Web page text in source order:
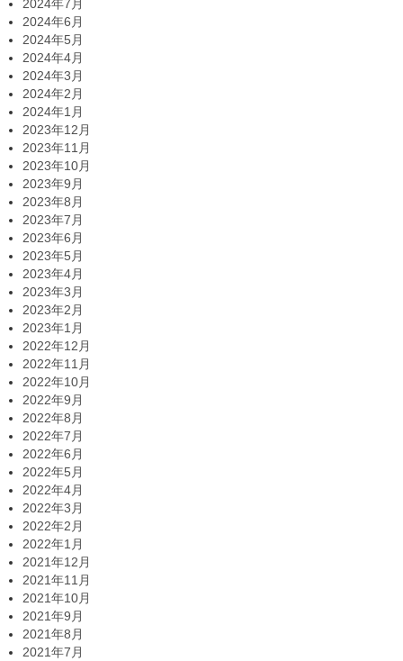
2024年7月
2024年6月
2024年5月
2024年4月
2024年3月
2024年2月
2024年1月
2023年12月
2023年11月
2023年10月
2023年9月
2023年8月
2023年7月
2023年6月
2023年5月
2023年4月
2023年3月
2023年2月
2023年1月
2022年12月
2022年11月
2022年10月
2022年9月
2022年8月
2022年7月
2022年6月
2022年5月
2022年4月
2022年3月
2022年2月
2022年1月
2021年12月
2021年11月
2021年10月
2021年9月
2021年8月
2021年7月